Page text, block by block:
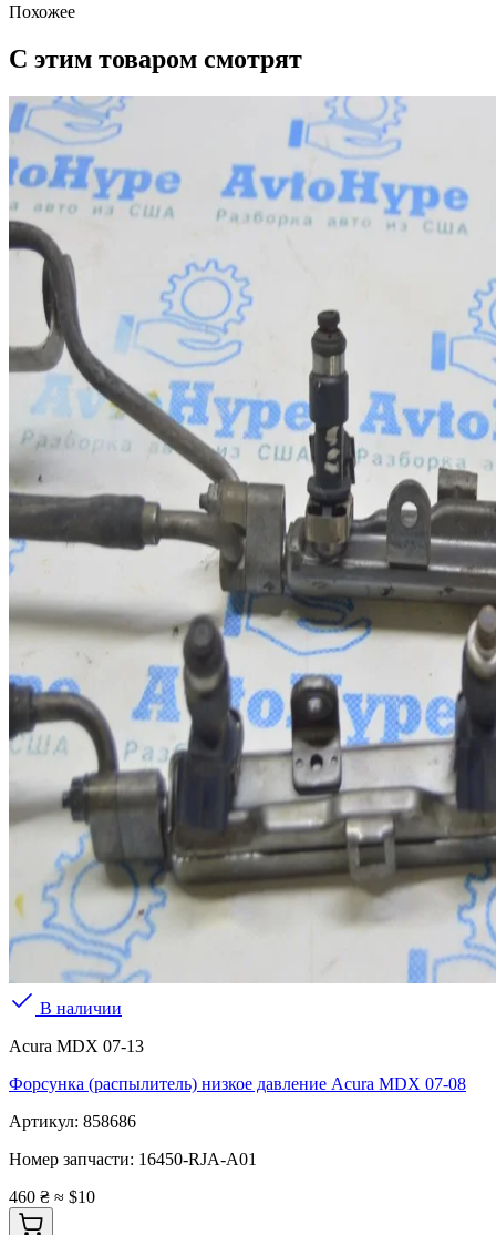
Похожее
С этим товаром смотрят
В наличии
Acura MDX 07-13
Форсунка (распылитель) низкое давление Acura MDX 07-08
Артикул: 858686
Номер запчасти: 16450-RJA-A01
460 ₴ ≈ $10